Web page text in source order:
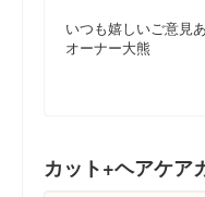
いつも嬉しいご意見
オーナー大熊
カット+ヘアケア